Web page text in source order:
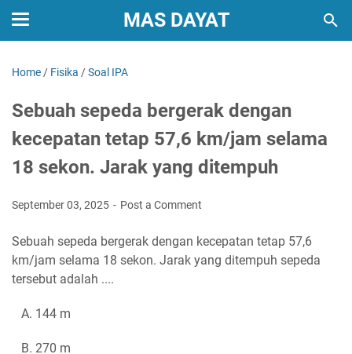
MAS DAYAT
Home / Fisika /Soal IPA
Sebuah sepeda bergerak dengan
kecepatan tetap 57,6 km/jam selama
18 sekon. Jarak yang ditempuh
September 03, 2025 Post a Comment
Sebuah sepeda bergerak dengan kecepatan tetap 57,6
km/jam selama 18 sekon. Jarak yang ditempuh sepeda
tersebut adalah ....
A. 144 m
B. 270 m